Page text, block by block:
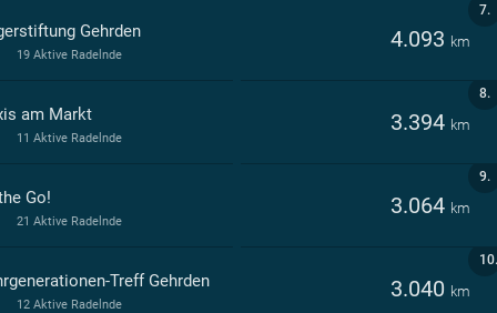
7.
Gehrden 4.093 km
19 Aktive Radelnde
8.
am Markt 3.394 km
11 Aktive Radelnde
9.
Go! 3.064 km
21 Aktive Radelnde
10.
Treff Gehrden 3.040 km
12 Aktive Radelnde